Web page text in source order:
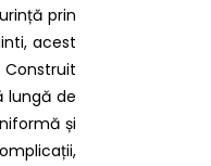
prin
acest
lungă de
și